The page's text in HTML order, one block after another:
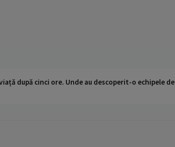
după cinci ore. Unde au descoperit-o echipele de